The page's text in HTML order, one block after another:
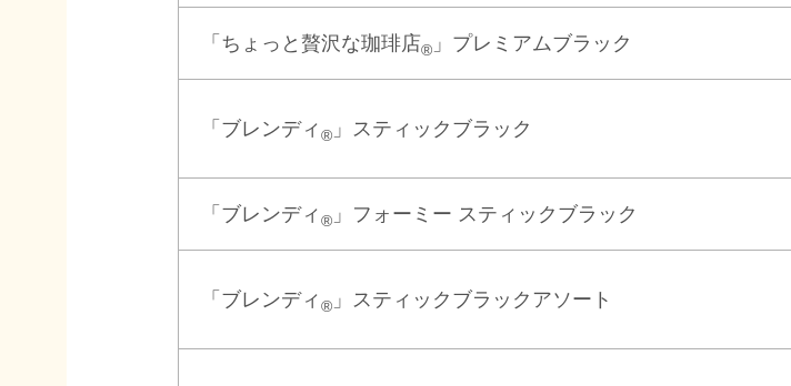
「ちょっと贅沢な珈琲店® 」プレミアムブラック
「ブレンディ ® 」スティックブラック
「ブレンディ ® 」フォーミー スティックブラック
「ブレンディ ® 」スティックブラックアソート